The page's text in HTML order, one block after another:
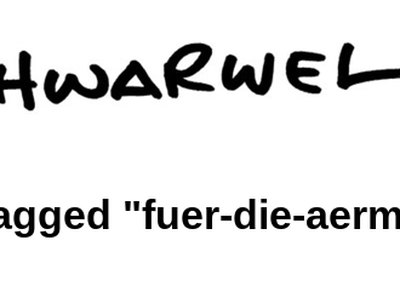
"fuer-die-